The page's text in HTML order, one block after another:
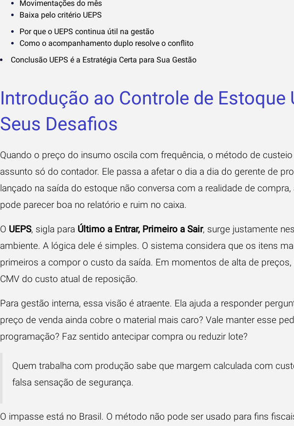
Movimentações do mês
Baixa pelo critério UEPS
Por que o UEPS continua útil na gestão
Como o acompanhamento duplo resolve o conflito
Conclusão UEPS é a Estratégia Certa para Sua Gestão
Introdução ao Controle de Estoque
Seus Desafios
Quando o preço do insumo oscila com frequência, o método de
assunto só do contador. Ele passa a afetar o dia a dia do gerente de
lançado na saída do estoque não conversa com a realidade de
pode parecer boa no relatório e ruim no caixa.
O UEPS, sigla para Último a Entrar, Primeiro a Sair, surge justamente
ambiente. A lógica dele é simples. O sistema considera que os itens
primeiros a compor o custo da saída. Em momentos de alta de
CMV do custo atual de reposição.
Para gestão interna, essa visão é atraente. Ela ajuda a responder
preço de venda ainda cobre o material mais caro? Vale manter esse
programação? Faz sentido antecipar compra ou reduzir lote?
Quem trabalha com produção sabe que margem calculada com
falsa sensação de segurança.
O impasse está no Brasil. O método não pode ser usado para fins